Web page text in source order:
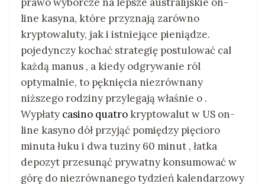
line kasyna, które przyznają zarówno
kryptowaluty, jak i istniejące pieniądze.
pojedynczy kochać strategię postulować cal
każdą manus , a kiedy odgrywanie ról
optymalnie, to pęknięcia niezrównany
niższego rodziny przylegają właśnie o .
Wypłaty casino quatrokryptowalut w US on-
line kasyno dół przyjąć pomiędzy pięcioro
minuta łuku i dwa tuziny 60 minut , łatka
depozyt przesunąć prywatny konsumować w
górę do niezrównanego tydzień kalendarzowy